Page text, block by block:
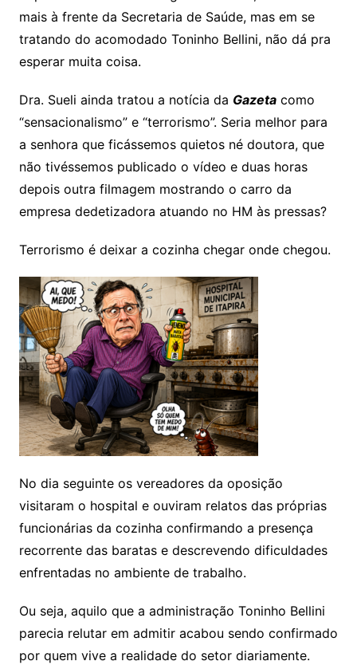
mais à frente da Secretaria de Saúde, mas em se
tratando do acomodado Toninho Bellini, não dá pra
esperar muita coisa.
Dra. Sueli ainda tratou a notícia da Gazetacomo
“sensacionalismo” e “terrorismo”. Seria melhor para
a senhora que ficássemos quietos né doutora, que
não tivéssemos publicado o vídeo e duas horas
depois outra filmagem mostrando o carro da
empresa dedetizadora atuando no HM às pressas?
Terrorismo é deixar a cozinha chegar onde chegou.
No dia seguinte os vereadores da oposição
visitaram o hospital e ouviram relatos das próprias
funcionárias da cozinha confirmando a presença
recorrente das baratas e descrevendo dificuldades
enfrentadas no ambiente de trabalho.
Ou seja, aquilo que a administração Toninho Bellini
parecia relutar em admitir acabou sendo confirmado
por quem vive a realidade do setor diariamente.